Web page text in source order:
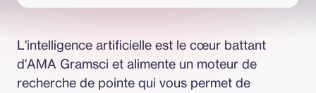
L'intelligence artificielle est le cœur battant
d'AMA Gramsci et alimente un moteur de
recherche de pointe qui vous permet de